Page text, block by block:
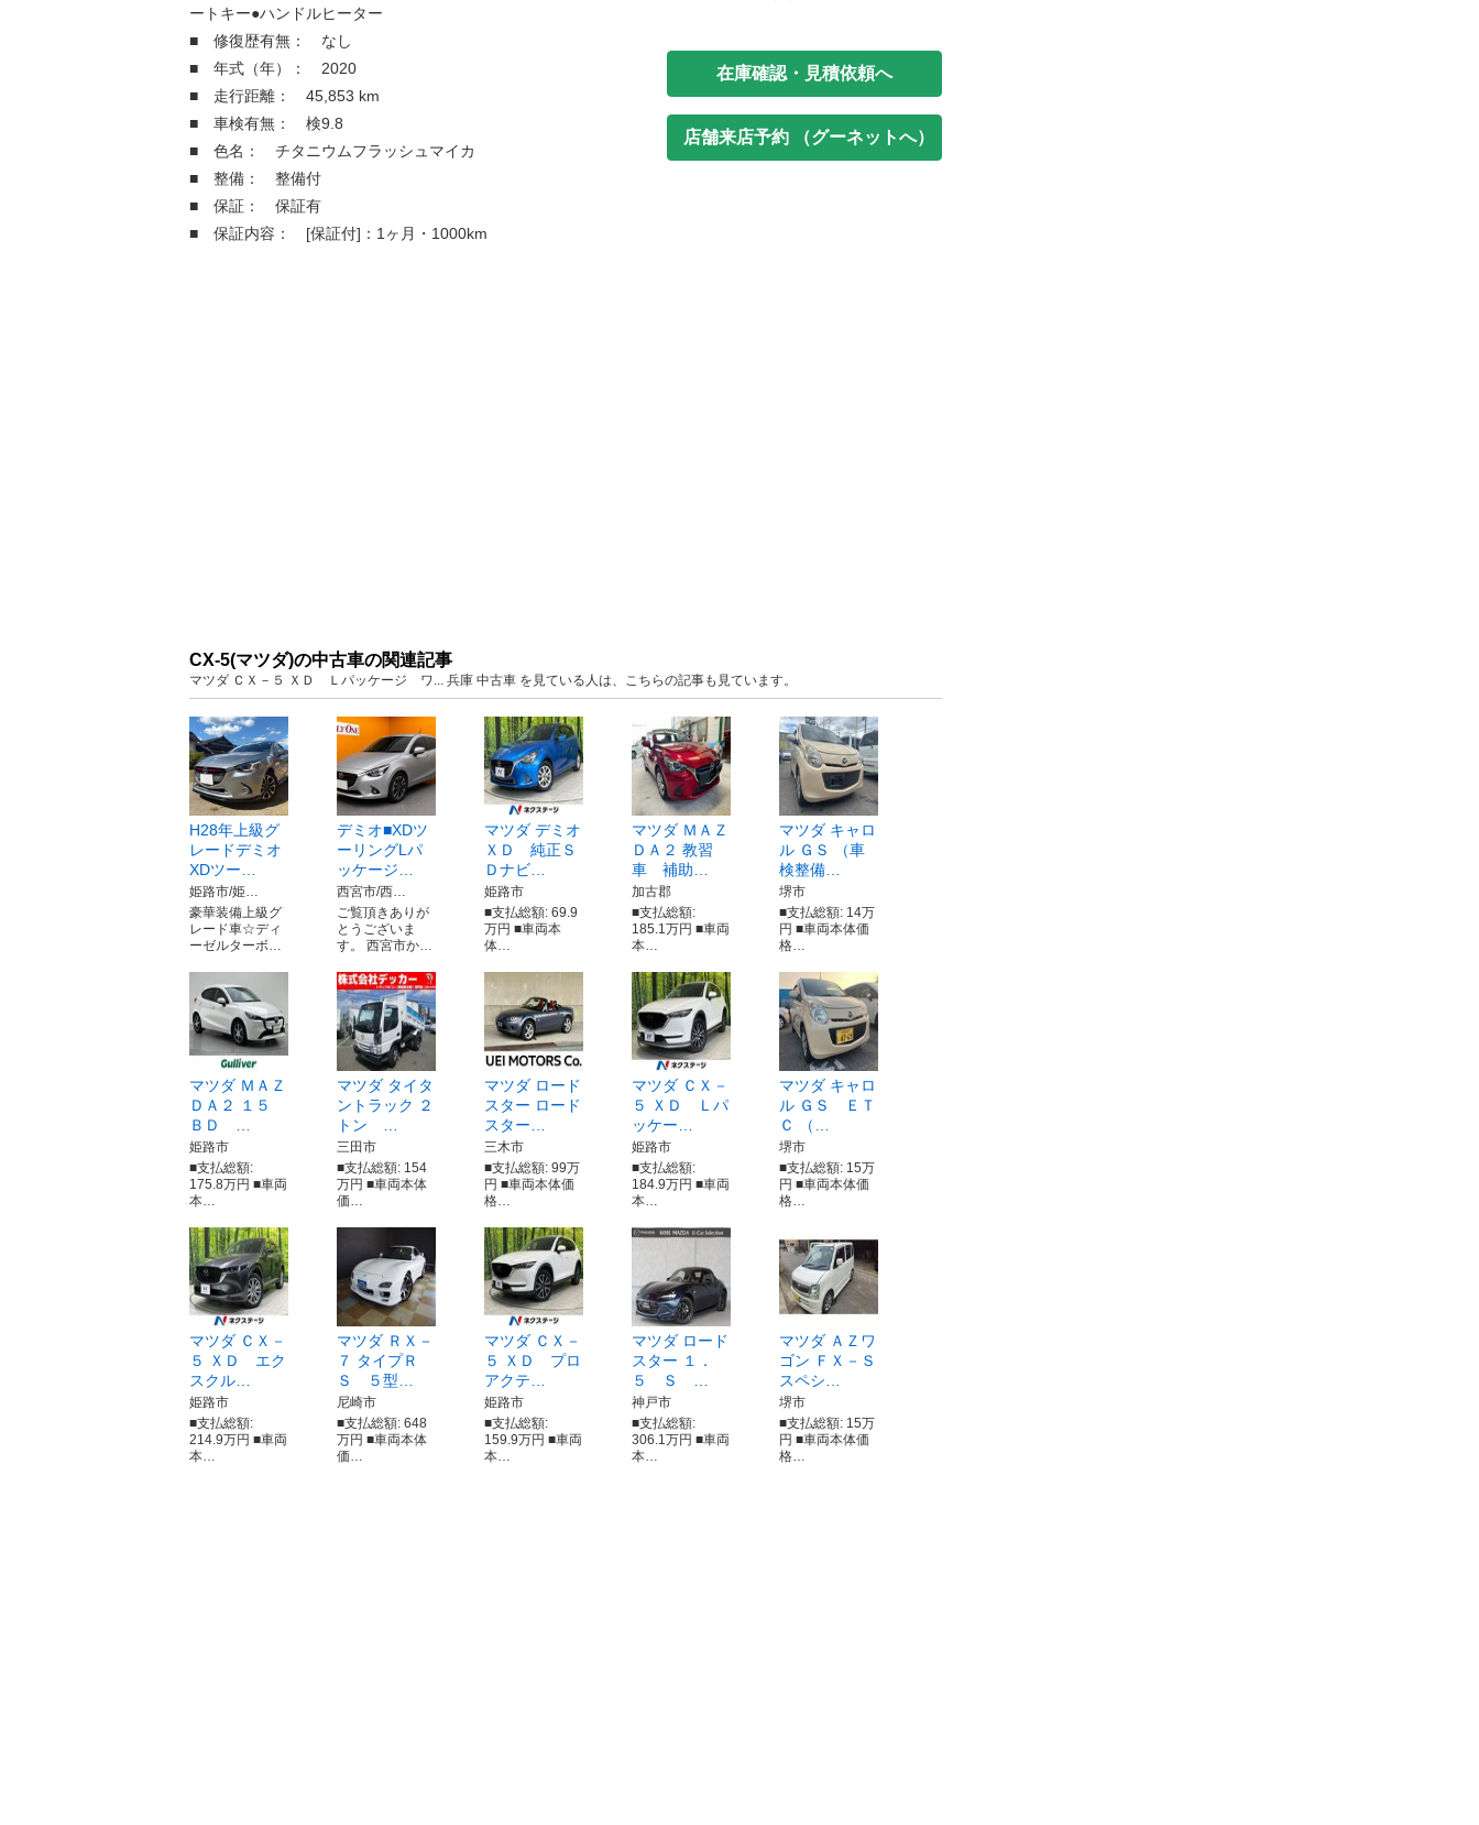
ートキー●ハンドルヒーター
■ 修復歴有無： なし
■ 年式（年）： 2020
■ 走行距離： 45,853 km
■ 車検有無： 検9.8
■ 色名： チタニウムフラッシュマイカ
■ 整備： 整備付
■ 保証： 保証有
■ 保証内容： [保証付]：1ヶ月・1000km
在庫確認・見積依頼へ
店舗来店予約 （グーネットへ）
CX-5(マツダ)の中古車の関連記事
マツダ ＣＸ－５ ＸＤ Ｌパッケージ ワ... 兵庫 中古車 を見ている人は、こちらの記事も見ています。
H28年上級グ
レードデミオ
XDツー…
姫路市/姫…
豪華装備上級グ
レード車☆ディ
ーゼルターボ…
デミオ■XDツ
ーリングLパ
ッケージ…
西宮市/西…
ご覧頂きありが
とうございま
す。 西宮市か…
マツダ デミオ
ＸＤ 純正Ｓ
Ｄナビ…
姫路市
■支払総額: 69.9
万円 ■車両本
体…
マツダ ＭＡＺ
ＤＡ２ 教習
車 補助…
加古郡
■支払総額:
185.1万円 ■車両
本…
マツダ キャロ
ル ＧＳ （車
検整備…
堺市
■支払総額: 14万
円 ■車両本体価
格…
マツダ ＭＡＺ
ＤＡ２ １５
ＢＤ …
姫路市
■支払総額:
175.8万円 ■車両
本…
マツダ タイタ
ントラック ２
トン …
三田市
■支払総額: 154
万円 ■車両本体
価…
マツダ ロード
スター ロード
スター…
三木市
■支払総額: 99万
円 ■車両本体価
格…
マツダ ＣＸ－
５ ＸＤ Ｌパ
ッケー…
姫路市
■支払総額:
184.9万円 ■車両
本…
マツダ キャロ
ル ＧＳ ＥＴ
Ｃ （…
堺市
■支払総額: 15万
円 ■車両本体価
格…
マツダ ＣＸ－
５ ＸＤ エク
スクル…
姫路市
■支払総額:
214.9万円 ■車両
本…
マツダ ＲＸ－
７ タイプＲ
Ｓ ５型…
尼崎市
■支払総額: 648
万円 ■車両本体
価…
マツダ ＣＸ－
５ ＸＤ プロ
アクテ…
姫路市
■支払総額:
159.9万円 ■車両
本…
マツダ ロード
スター １．
５ Ｓ …
神戸市
■支払総額:
306.1万円 ■車両
本…
マツダ ＡＺワ
ゴン ＦＸ－Ｓ
スペシ…
堺市
■支払総額: 15万
円 ■車両本体価
格…